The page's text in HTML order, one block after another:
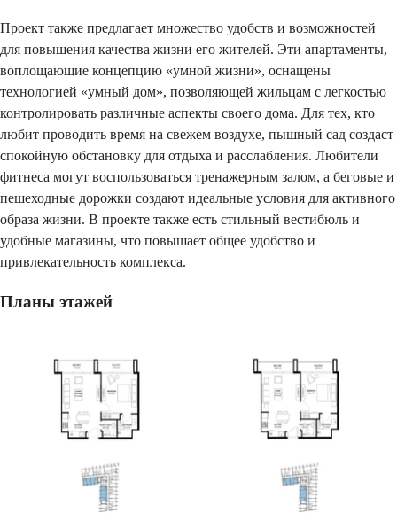
Проект также предлагает множество удобств и возможностей
для повышения качества жизни его жителей. Эти апартаменты,
воплощающие концепцию «умной жизни», оснащены
технологией «умный дом», позволяющей жильцам с легкостью
контролировать различные аспекты своего дома. Для тех, кто
любит проводить время на свежем воздухе, пышный сад создаст
спокойную обстановку для отдыха и расслабления. Любители
фитнеса могут воспользоваться тренажерным залом, а беговые и
пешеходные дорожки создают идеальные условия для активного
образа жизни. В проекте также есть стильный вестибюль и
удобные магазины, что повышает общее удобство и
привлекательность комплекса.
Планы этажей